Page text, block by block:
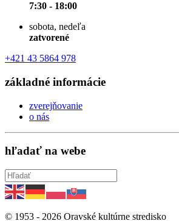
7:30 - 18:00
sobota, nedeľa
zatvorené
+421 43 5864 978
základné informácie
zverejňovanie
o nás
hľadať na webe
© 1953 - 2026 Oravské kultúrne stredisko